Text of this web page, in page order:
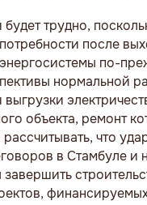
будет трудно,
после
по-
нормальной
объекта, ремонт
что
в Стамбуле